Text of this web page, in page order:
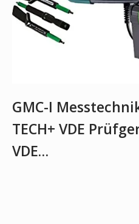
GMC-I
TECH+ VDE
VDE…